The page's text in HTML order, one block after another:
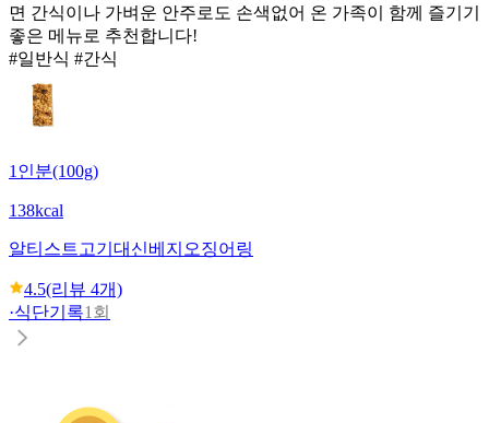
면 간식이나 가벼운 안주로도 손색없어 온 가족이 함께 즐기기
좋은 메뉴로 추천합니다!
#일반식 #간식
1인분(100g)
138kcal
알티스트 고기대신베지오징어링
4.5(리뷰 4개)
·식단기록1회